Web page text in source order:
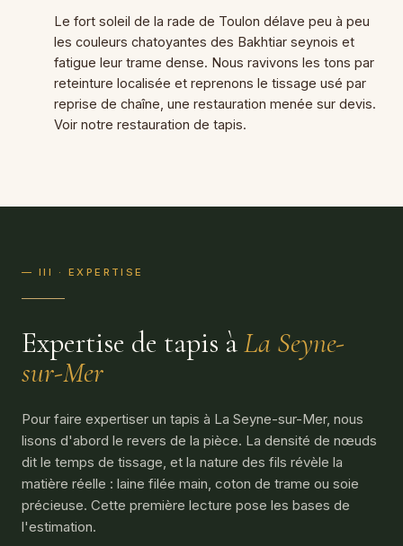
Le fort soleil de la rade de Toulon délave peu à peu
les couleurs chatoyantes des Bakhtiar seynois et
fatigue leur trame dense. Nous ravivons les tons par
reteinture localisée et reprenons le tissage usé par
reprise de chaîne, une restauration menée sur devis.
Voir notre restauration de tapis.
— III · EXPERTISE
Expertise de tapis àLa Seyne-
sur-Mer
Pour faire expertiser un tapis à La Seyne-sur-Mer, nous
lisons d'abord le revers de la pièce. La densité de nœuds
dit le temps de tissage, et la nature des fils révèle la
matière réelle : laine filée main, coton de trame ou soie
précieuse. Cette première lecture pose les bases de
l'estimation.